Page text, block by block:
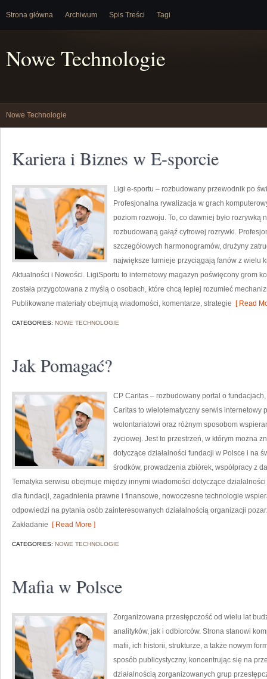
Strona główna Archiwum Spis Treści Tagi
Nowe Technologie
Nowe Technologie
Kariera i Biznes w E-sporcie
Ligi e-sportu – rozbudowany przewodnik po
Profesjonalna rywalizacja w grach
poziom rozwoju. To, co dawniej było
rozbudowaną gałąź cyfrowej rozrywki.
szczegółowych harmonogramów, drużyny
największe turnieje przyciągają fanów z wielu
Aktualności i Nowości. LigiSportu to internetowy magazyn poświęcony grom
została przygotowana z myślą o osobach, które chcą lepiej rozumieć
Publikowane materiały obejmują wiadomości, komentarze, strategie [ Read
CATEGORIES: NOWE TECHNOLOGIE
Jak Pomagać?
CP Caritas – rozbudowany portal o
Caritas to wielotematyczny serwis internetowy
wolontariatowi oraz różnym sposobom
życiowej. Jest to przestrzeń, w którym można
dotyczące działalności fundacji w Polsce i na
środków, prowadzenia zbiórek, współpracy z
Tematyka serwisu obejmuje między innymi wiadomości dotyczące
dla fundacji, zagadnienia prawne i finansowe, nowoczesne technologie
odpowiedzi na pytania osób zainteresowanych działalnością organizacji
Zakładanie [ Read More ]
CATEGORIES: NOWE TECHNOLOGIE
Mafia w Polsce
Zorganizowana przestępczość od wielu lat
analityków, jak i odbiorców. Strona stanowi
mafii, ich historii, strukturze, a także nowym
sposób publicystyczny, koncentrując się na
działalnością zorganizowanych grup